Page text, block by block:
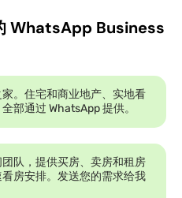
WhatsApp Business
。住宅和商业地产、实地看
部通过 WhatsApp 提供。
队，提供买房、卖房和租房
房安排。发送您的需求给我